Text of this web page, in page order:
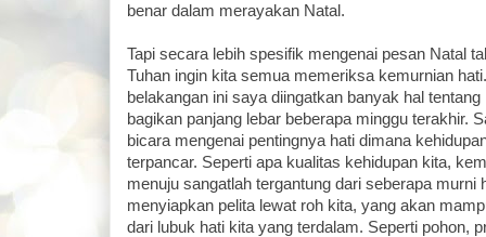
benar dalam merayakan Natal.
Tapi secara lebih spesifik mengenai pesan Natal
Tuhan ingin kita semua memeriksa kemurnian
belakangan ini saya diingatkan banyak hal
bagikan panjang lebar beberapa minggu terakhir.
bicara mengenai pentingnya hati dimana
terpancar. Seperti apa kualitas kehidupan kita,
menuju sangatlah tergantung dari seberapa murni
menyiapkan pelita lewat roh kita, yang akan
dari lubuk hati kita yang terdalam. Seperti pohon,